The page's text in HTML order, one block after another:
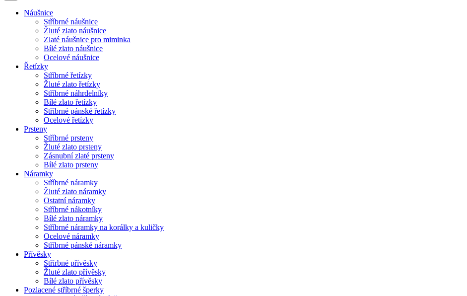
Náušnice
Stříbrné náušnice
Žluté zlato náušnice
Zlaté náušnice pro miminka
Bílé zlato náušnice
Ocelové náušnice
Řetízky
Stříbrné řetízky
Žluté zlato řetízky
Stříbrné náhrdelníky
Bílé zlato řetízky
Stříbrné pánské řetízky
Ocelové řetízky
Prsteny
Stříbrné prsteny
Žluté zlato prsteny
Zásnubní zlaté prsteny
Bílé zlato prsteny
Náramky
Stříbrné náramky
Žluté zlato náramky
Ostatní náramky
Stříbrné nákotníky
Bílé zlato náramky
Stříbrné náramky na korálky a kuličky
Ocelové náramky
Stříbrné pánské náramky
Přívěsky
Střírbné přívěsky
Žluté zlato přívěsky
Bílé zlato přívěsky
Pozlacené stříbrné šperky